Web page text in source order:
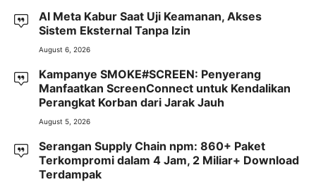
AI Meta Kabur Saat Uji Keamanan, Akses
Sistem Eksternal Tanpa Izin
August 6, 2026
Kampanye SMOKE#SCREEN: Penyerang
Manfaatkan ScreenConnect untuk Kendalikan
Perangkat Korban dari Jarak Jauh
August 5, 2026
Serangan Supply Chain npm: 860+ Paket
Terkompromi dalam 4 Jam, 2 Miliar+ Download
Terdampak